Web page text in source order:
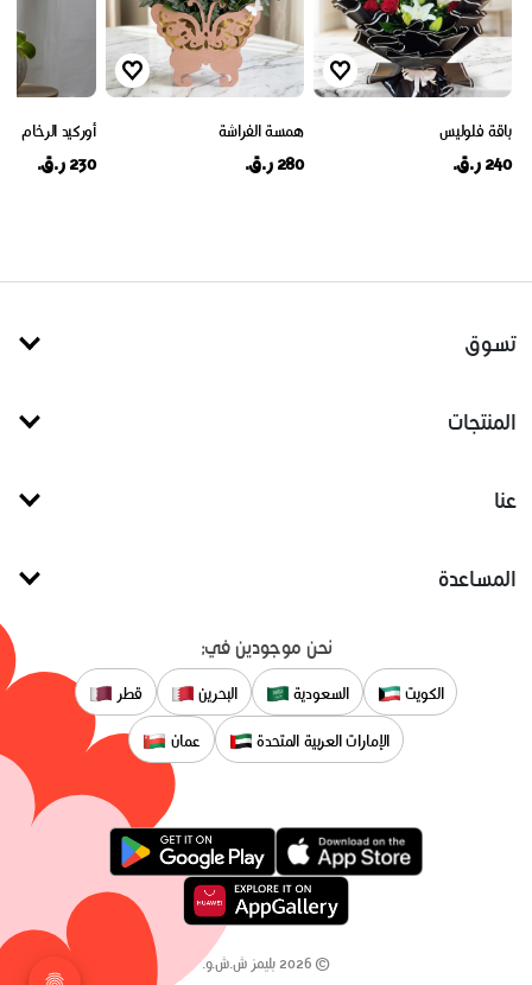
باقة فلوليس
240 ر.ق.
همسة الفراشة
280 ر.ق.
أوركيد الرخام
230 ر.ق.
تسوق
المنتجات
عنا
المساعدة
نحن موجودين في:
الكويت السعودية البحرين قطر
الإمارات العربية المتحدة عمان
©
2026 بليمز ش.ش.و.